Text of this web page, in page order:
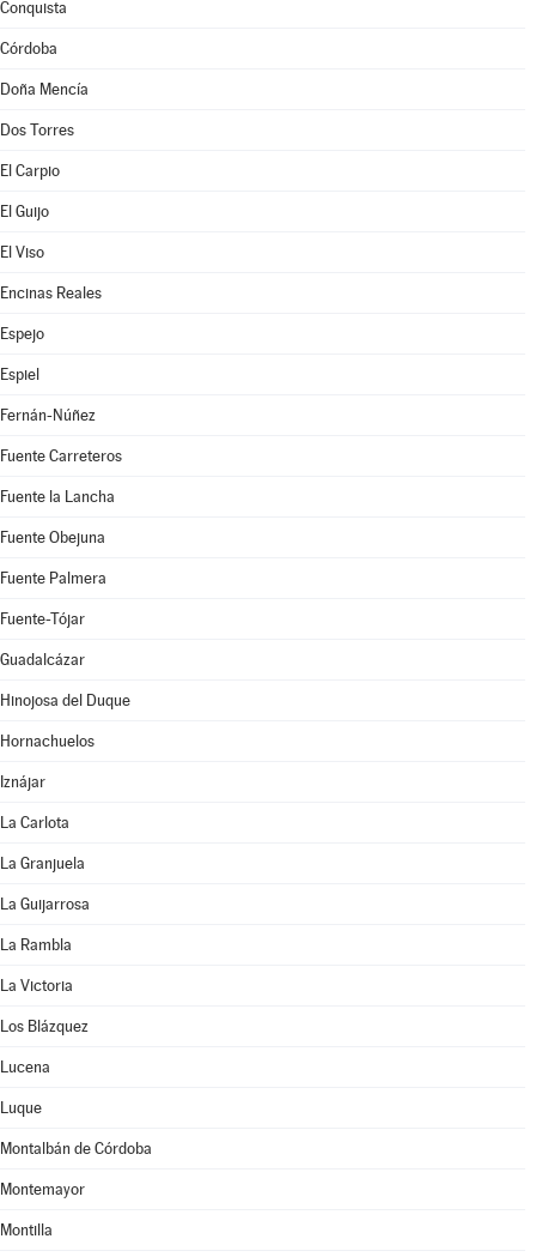
Conquista
Córdoba
Doña Mencía
Dos Torres
El Carpio
El Guijo
El Viso
Encinas Reales
Espejo
Espiel
Fernán-Núñez
Fuente Carreteros
Fuente la Lancha
Fuente Obejuna
Fuente Palmera
Fuente-Tójar
Guadalcázar
Hinojosa del Duque
Hornachuelos
Iznájar
La Carlota
La Granjuela
La Guijarrosa
La Rambla
La Victoria
Los Blázquez
Lucena
Luque
Montalbán de Córdoba
Montemayor
Montilla